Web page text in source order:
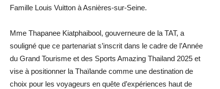
Famille Louis Vuitton à Asnières-sur-Seine.
Mme Thapanee Kiatphaibool, gouverneure de la TAT, a
souligné que ce partenariat s’inscrit dans le cadre de l’Année
du Grand Tourisme et des Sports Amazing Thailand 2025 et
vise à positionner la Thaïlande comme une destination de
choix pour les voyageurs en quête d’expériences haut de